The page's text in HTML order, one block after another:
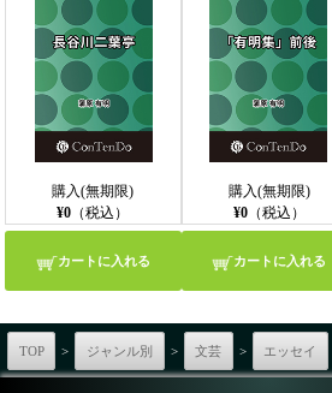
購入(無期限)
¥0 （税込）
カートに入れる
購入(無期限)
¥0（税込）
カートに入れる
TOP > ジャンル別 > 文芸 > エッセイ